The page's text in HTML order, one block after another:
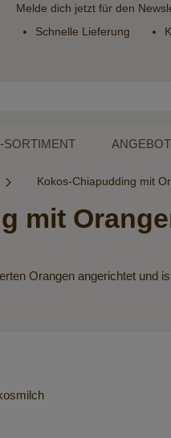
Melde dich jetzt für den
Schnelle Lieferung
SORTIMENT
Kokos-Chiapudding mit
mit
Orangen angerichtet und